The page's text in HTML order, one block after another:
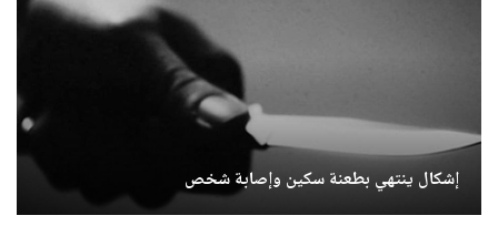
إشكال ينتهي بطعنة سكين وإصابة شخص